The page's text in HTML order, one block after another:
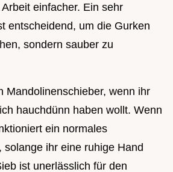
einfacher. Ein sehr
entscheidend, um die Gurken
sondern sauber zu
Mandolinenschieber, wenn ihr
hauchdünn haben wollt. Wenn
ein normales
solange ihr eine ruhige Hand
ist unerlässlich für den